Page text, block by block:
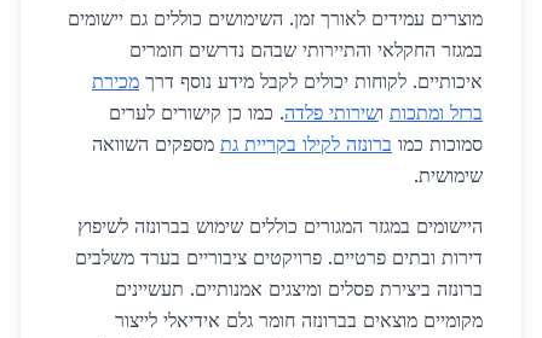
מוצרים עמידים לאורך זמן. השימושים כוללים גם יישומים
במגזר החקלאי והתיירותי שבהם נדרשים חומרים
איכותיים. לקוחות יכולים לקבל מידע נוסף דרך מכירת
ברזל ומתכות ושירותי פלדה. כמו כן קישורים לערים
סמוכות כמו ברונזה לקילו בקריית גת מספקים השוואה
שימושית.
היישומים במגזר המגורים כוללים שימוש בברונזה לשיפוץ
דירות ובתים פרטיים. פרויקטים ציבוריים בערד משלבים
ברונזה ביצירת פסלים ומיצגים אמנותיים. תעשיינים
מקומיים מוצאים בברונזה חומר גלם אידיאלי לייצור